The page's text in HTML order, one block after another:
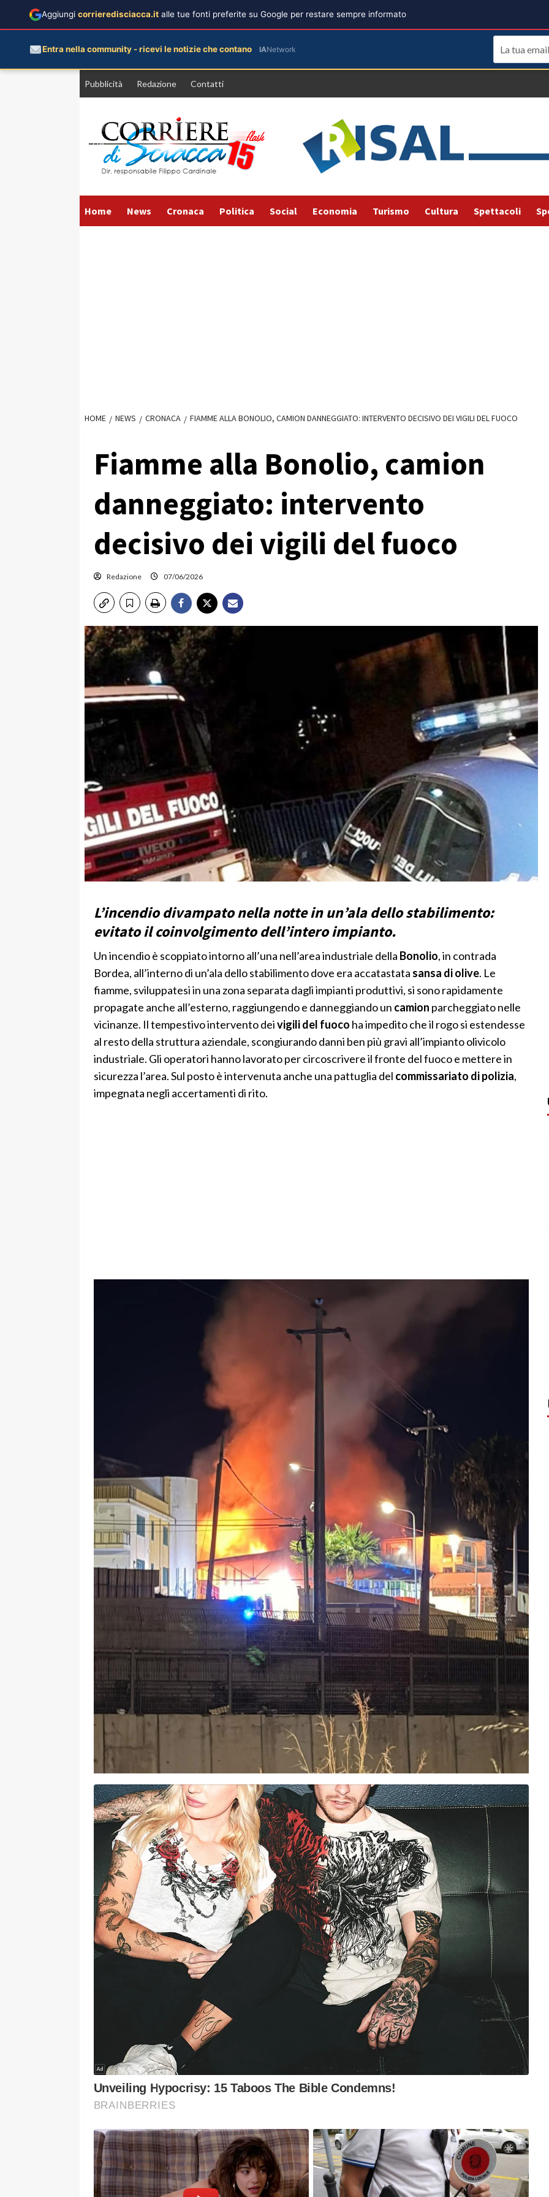
Pubblicità Redazione Contatti
Home News Cronaca Politica Social Economia Turismo Cultura Spettacoli
HOME NEWS CRONACA FIAMME ALLA BONOLIO, CAMION DANNEGGIATO: INTERVENTO DECISIVO DEI VIGILI DEL FUOCO
Fiamme alla Bonolio, camion
danneggiato: intervento
decisivo dei vigili del fuoco
Redazione 07/06/2026
L’incendio divampato nella notte in un’ala dello stabilimento:
evitato il coinvolgimento dell’intero impianto.
Un incendio è scoppiato intorno all’una nell’area industriale della Bonolio, in contrada
Bordea, all’interno di un’ala dello stabilimento dove era accatastata sansa di olive. Le
fiamme, sviluppatesi in una zona separata dagli impianti produttivi, si sono rapidamente
propagate anche all’esterno, raggiungendo e danneggiando un camion parcheggiato nelle
vicinanze. Il tempestivo intervento deivigili del fuoco ha impedito che il rogo si estendesse
al resto della struttura aziendale, scongiurando danni ben più gravi all’impianto olivicolo
industriale. Gli operatori hanno lavorato per circoscrivere il fronte del fuoco e mettere in
sicurezza l’area. Sul posto è intervenuta anche una pattuglia del commissariato di polizia,
impegnata negli accertamenti di rito.
Aggiungi corrieredisciacca.it alle tue fonti preferite su Google per restare sempre informato
Entra nella community - ricevi le notizie che contano IANetwork